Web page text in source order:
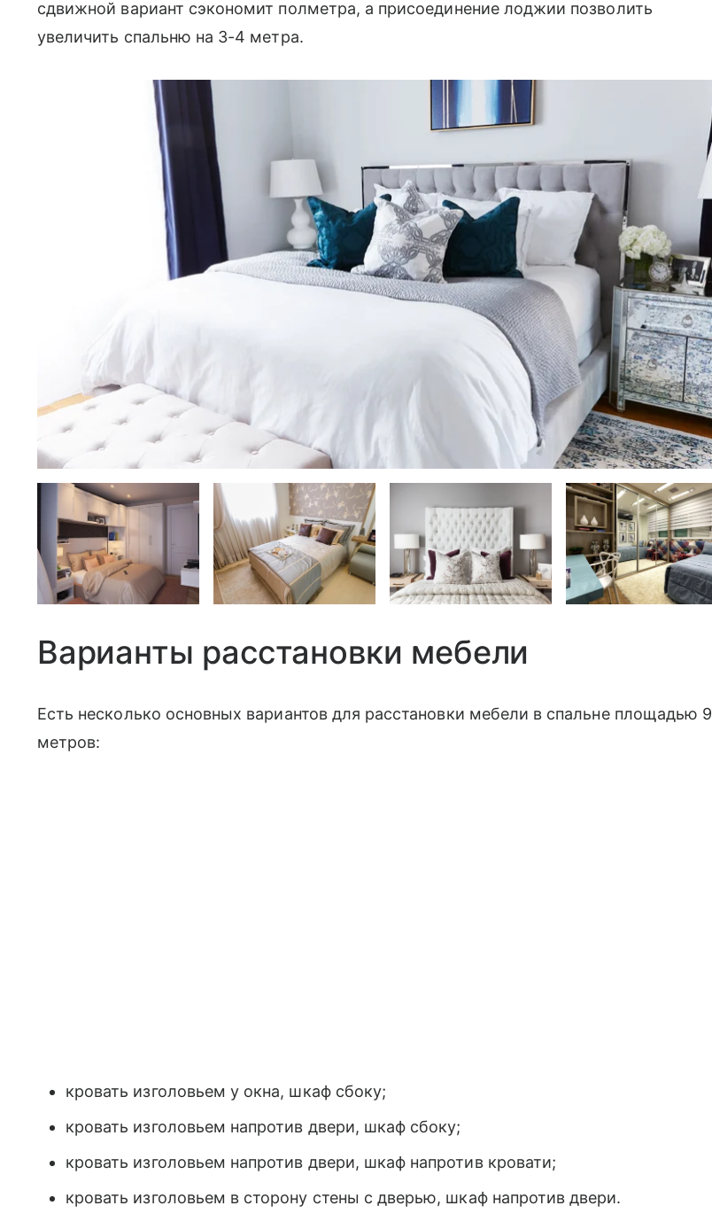
сдвижной вариант сэкономит полметра, а присоединение лоджии позволить
увеличить спальню на 3-4 метра.
Варианты расстановки мебели
Есть несколько основных вариантов для расстановки мебели в спальне площадью 9
метров:
кровать изголовьем у окна, шкаф сбоку;
кровать изголовьем напротив двери, шкаф сбоку;
кровать изголовьем напротив двери, шкаф напротив кровати;
кровать изголовьем в сторону стены с дверью, шкаф напротив двери.